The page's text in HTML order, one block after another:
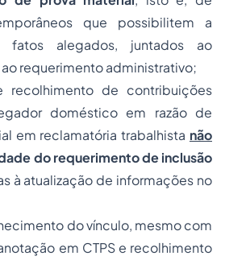
que possibilitem a
fatos alegados, juntados ao
requerimento administrativo;
de contribuições
doméstico em razão de
em reclamatória trabalhista não
do requerimento de inclusão
à atualização de informações no
do vínculo, mesmo com
em CTPS e recolhimento